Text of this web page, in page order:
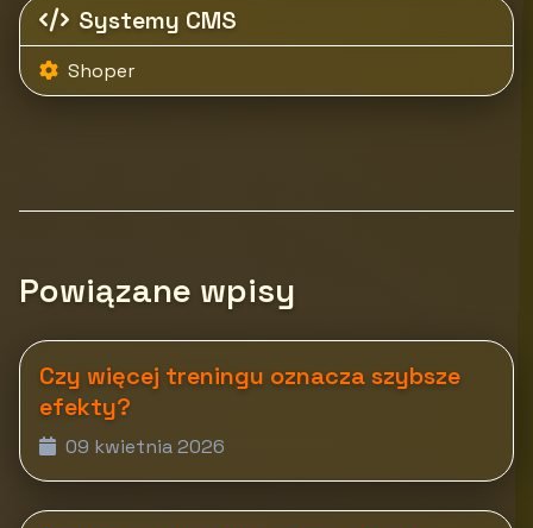
Systemy CMS
Shoper
Powiązane wpisy
Czy więcej treningu oznacza szybsze
efekty?
09 kwietnia 2026